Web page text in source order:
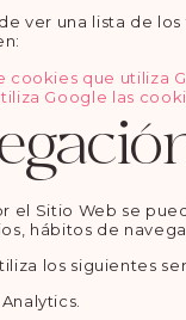
ver una lista de
cookies que utiliza
Google las
el Sitio Web se
hábitos de
los siguientes